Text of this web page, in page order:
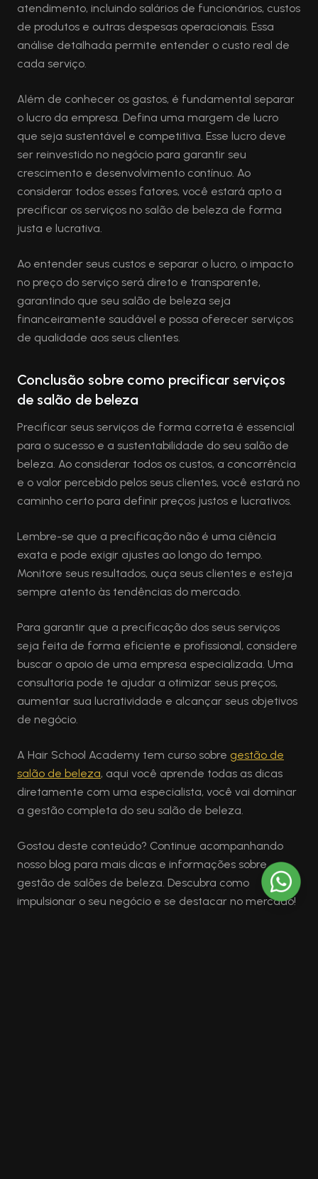
atendimento, incluindo salários de funcionários, custos
de produtos e outras despesas operacionais. Essa
análise detalhada permite entender o custo real de
cada serviço.
Além de conhecer os gastos, é fundamental separar
o lucro da empresa. Defina uma margem de lucro
que seja sustentável e competitiva. Esse lucro deve
ser reinvestido no negócio para garantir seu
crescimento e desenvolvimento contínuo. Ao
considerar todos esses fatores, você estará apto a
precificar os serviços no salão de beleza de forma
justa e lucrativa.
Ao entender seus custos e separar o lucro, o impacto
no preço do serviço será direto e transparente,
garantindo que seu salão de beleza seja
financeiramente saudável e possa oferecer serviços
de qualidade aos seus clientes.
Conclusão sobre como precificar serviços
de salão de beleza
Precificar seus serviços de forma correta é essencial
para o sucesso e a sustentabilidade do seu salão de
beleza. Ao considerar todos os custos, a concorrência
e o valor percebido pelos seus clientes, você estará no
caminho certo para definir preços justos e lucrativos.
Lembre-se que a precificação não é uma ciência
exata e pode exigir ajustes ao longo do tempo.
Monitore seus resultados, ouça seus clientes e esteja
sempre atento às tendências do mercado.
Para garantir que a precificação dos seus serviços
seja feita de forma eficiente e profissional, considere
buscar o apoio de uma empresa especializada. Uma
consultoria pode te ajudar a otimizar seus preços,
aumentar sua lucratividade e alcançar seus objetivos
de negócio.
A Hair School Academy tem curso sobre gestão de
salão de beleza, aqui você aprende todas as dicas
diretamente com uma especialista, você vai dominar
a gestão completa do seu salão de beleza.
Gostou deste conteúdo? Continue acompanhando
nosso blog para mais dicas e informações sobre
gestão de salões de beleza. Descubra como
impulsionar o seu negócio e se destacar no mercado!